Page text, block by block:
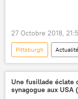
27 Octobre 2018,
Pittsburgh
États-Unis
peine de mort
arme à feu
Une fusillade éclate
synagogue aux USA